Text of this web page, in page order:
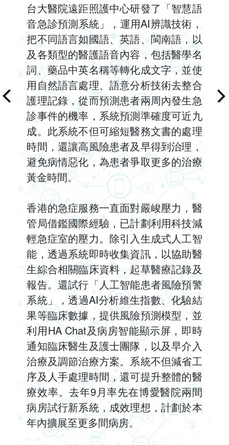
台大醫院遠距照護中心研發了「智慧語
音急診預測系統」，運用AI辨識技術，
把不同語言如國語、英語、閩南語，以
及各類型的醫護語音內容，包括醫學名
詞、藥品中英名稱等轉化成文字，並使
用自然語言處理、語意分析技術去整合
護理記錄，從而預測患者兩周內發生急
診事件的機率，系統預測準確度可近九
成。此系統不但可縮短醫務文書的處理
時間，還讓高風險患者及早得到治理，
避免病情惡化，為患者爭取更多的治療
黃金時間。
香港的急症服務一直面對嚴峻壓力，醫
管局借鑑國際經驗，已計劃利用科技減
輕急症室的壓力。除引入生成式人工智
能，透過系統即時收集資訊，以協助醫
生綜合相關臨床資料，起草醫療記錄及
報告。還試行「人工智能患者風險預警
系統」，透過AI分析維生指數、化驗結
果等臨床數據，提供風險預測模型，並
利用HA Chat及病房智能顯示屏，即時
通知臨床醫生及護士團隊，以及早介入
治療及調節治療方案。系統不但減省工
序及人手處理時間，還可提升整體的醫
療效率。去年9月率先在博愛醫院兩間
病房試行新系統，成效理想，計劃於本
年內擴展至更多間病房。